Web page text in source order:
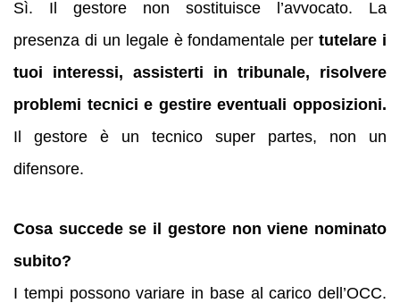
Sì. Il gestore non sostituisce l’avvocato. La
presenza di un legale è fondamentale pertutelare i
tuoi interessi, assisterti in tribunale, risolvere
problemi tecnici e gestire eventuali opposizioni.
Il gestore è un tecnico super partes, non un
difensore.
Cosa succede se il gestore non viene nominato
subito?
I tempi possono variare in base al carico dell’OCC.